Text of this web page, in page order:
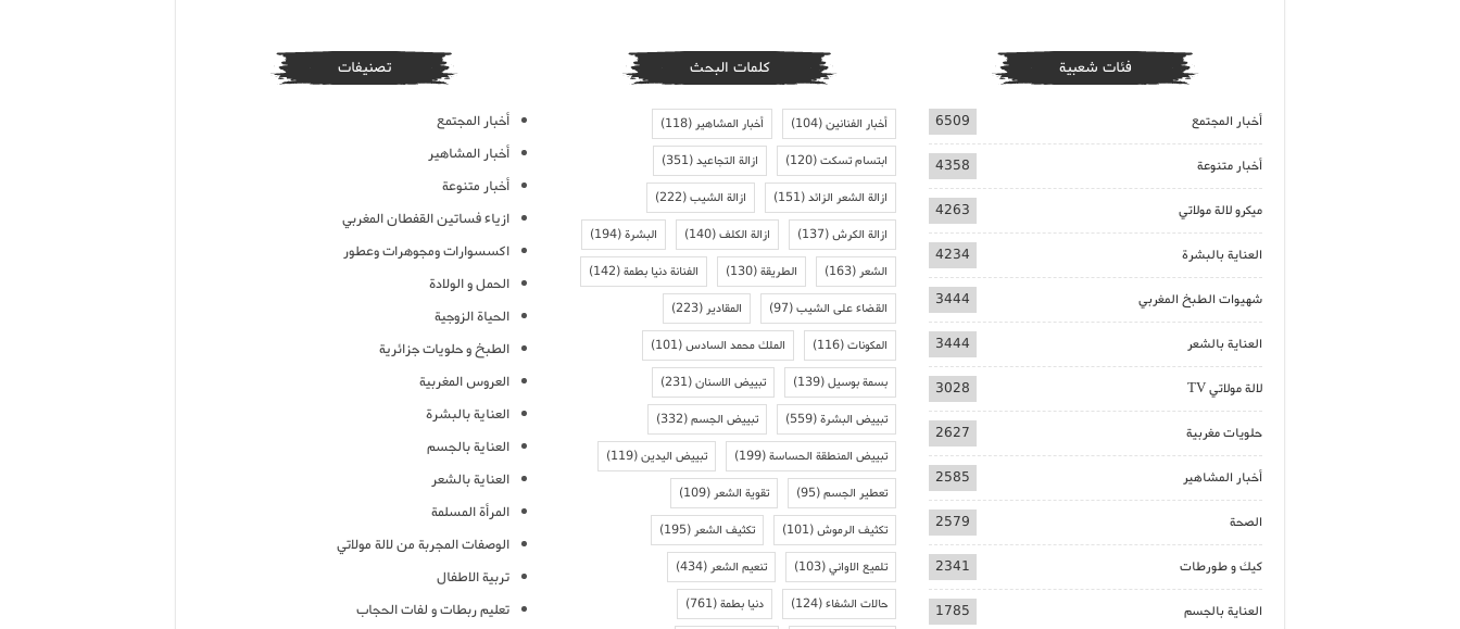
فئات شعبية
أخبار المجتمع 6509
أخبار متنوعة 4358
ميكرو لالة مولاتي 4263
العناية بالبشرة 4234
شهيوات الطبخ المغربي 3444
العناية بالشعر 3444
لالة مولاتي TV 3028
حلويات مغربية 2627
أخبار المشاهير 2585
الصحة 2579
كيك و طورطات 2341
العناية بالجسم 1785
كلمات البحث
أخبار الفنانين(104) أخبار المشاهير(118)
ابتسام تسكت(120) ازالة التجاعيد(351)
ازالة الشعر الزائد(151) ازالة الشيب(222)
ازالة الكرش(137) ازالة الكلف(140) البشرة(194)
الشعر(163) الطريقة(130) الفنانة دنيا بطمة(142)
القضاء على الشيب(97) المقادير(223)
المكونات(116) الملك محمد السادس(101)
بسمة بوسيل(139) تبييض الاسنان(231)
تبييض البشرة(559) تبييض الجسم(332)
تبييض المنطقة الحساسة(199) تبييض اليدين(119)
تعطير الجسم(95) تقوية الشعر(109)
تكثيف الرموش(101) تكثيف الشعر(195)
تلميع الاواني(103) تنعيم الشعر(434)
حالات الشفاء(124) دنيا بطمة(761)
تصنيفات
أخبار المجتمع
أخبار المشاهير
أخبار متنوعة
ازياء فساتين القفطان المغربي
اكسسوارات ومجوهرات وعطور
الحمل و الولادة
الحياة الزوجية
الطبخ و حلويات جزائرية
العروس المغربية
العناية بالبشرة
العناية بالجسم
العناية بالشعر
المرأة المسلمة
الوصفات المجربة من لالة مولاتي
تربية الاطفال
تعليم ربطات و لفات الحجاب